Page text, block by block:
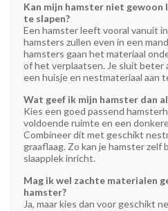
Kan mijn hamster niet gewoon
te slapen?
Een hamster leeft vooral vanuit
hamsters zullen even in een
hamsters gaan het materiaal
of het verplaatsen. Je sluit beter
een huisje en nestmateriaal aan
Wat geef ik mijn hamster dan
Kies een goed passend
voldoende ruimte en een
Combineer dit met geschikt
graaflaag. Zo kan je hamster zelf
slaapplek inricht.
Mag ik wel zachte materialen
hamster?
Ja, maar kies dan voor geschikt